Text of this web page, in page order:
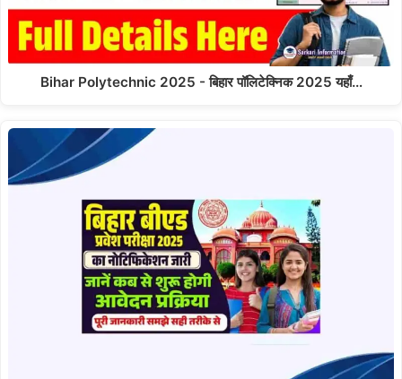
Bihar Polytechnic 2025 - बिहार पॉलिटेक्निक 2025 यहाँ…